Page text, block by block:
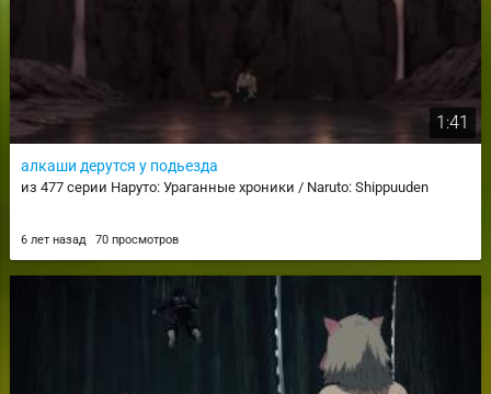
1:41
алкаши дерутся у подьезда
из 477 серии Наруто: Ураганные хроники / Naruto: Shippuuden
6 лет назад 70 просмотров